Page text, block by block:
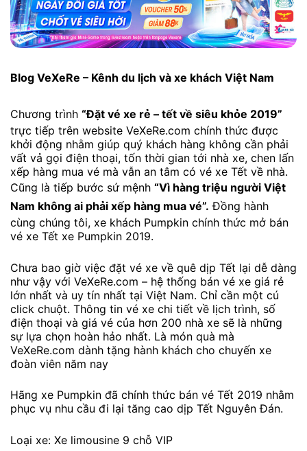
Blog VeXeRe – Kênh du lịch và xe khách Việt Nam
Chương trình “Đặt vé xe rẻ – tết về siêu khỏe 2019”
trực tiếp trên website VeXeRe.com chính thức được
khởi động nhằm giúp quý khách hàng không cần phải
vất vả gọi điện thoại, tốn thời gian tới nhà xe, chen lấn
xếp hàng mua vé mà vẫn an tâm có vé xe Tết về nhà.
Cũng là tiếp bước sứ mệnh “Vì hàng triệu người Việt
Nam không ai phải xếp hàng mua vé”. Đồng hành
cùng chúng tôi, xe khách Pumpkin chính thức mở bán
vé xe Tết xe Pumpkin 2019.
Chưa bao giờ việc đặt vé xe về quê dịp Tết lại dễ dàng
như vậy với VeXeRe.com – hệ thống bán vé xe giá rẻ
lớn nhất và uy tín nhất tại Việt Nam. Chỉ cần một cú
click chuột. Thông tin vé xe chi tiết về lịch trình, số
điện thoại và giá vé của hơn 200 nhà xe sẽ là những
sự lựa chọn hoàn hảo nhất. Là món quà mà
VeXeRe.com dành tặng hành khách cho chuyến xe
đoàn viên năm nay
Hãng xe Pumpkin đã chính thức bán vé Tết 2019 nhằm
phục vụ nhu cầu đi lại tăng cao dịp Tết Nguyên Đán.
Loại xe: Xe limousine 9 chỗ VIP